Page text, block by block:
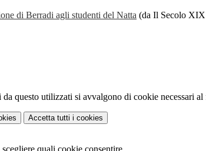
di Berradi agli studenti del Natta (da Il Secolo
questo utilizzati si avvalgono di cookie necessari
Accetta tutti i cookies
quali cookie consentire.